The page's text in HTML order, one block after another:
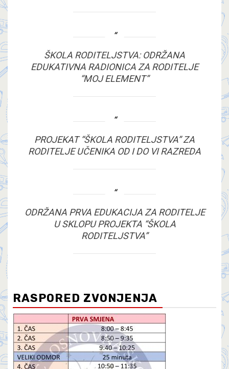
ŠKOLA RODITELJSTVA: ODRŽANA
EDUKATIVNA RADIONICA ZA RODITELJE
“MOJ ELEMENT”
PROJEKAT “ŠKOLA RODITELJSTVA” ZA
RODITELJE UČENIKA OD I DO VI RAZREDA
ODRŽANA PRVA EDUKACIJA ZA RODITELJE
U SKLOPU PROJEKTA “ŠKOLA
RODITELJSTVA”
RASPORED ZVONJENJA